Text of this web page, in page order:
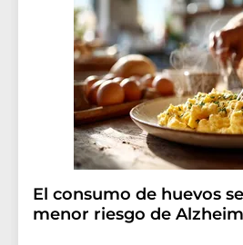
El consumo de huevos
menor riesgo de